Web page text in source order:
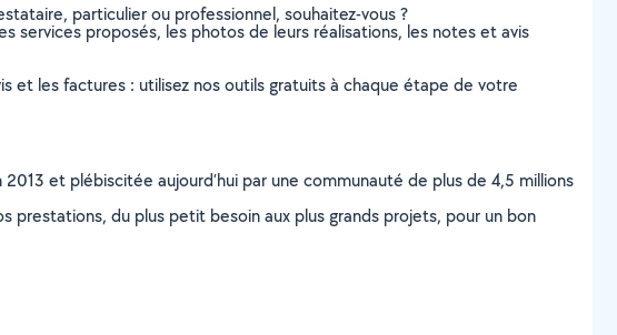
particulier ou professionnel, souhaitez-vous ?
services proposés, les photos de leurs réalisations, les notes et avis
et les factures : utilisez nos outils gratuits à chaque étape de votre
et plébiscitée aujourd’hui par une communauté de plus de 4,5 millions
prestations, du plus petit besoin aux plus grands projets, pour un bon